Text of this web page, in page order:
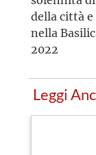
della città
nella
2022
Leggi